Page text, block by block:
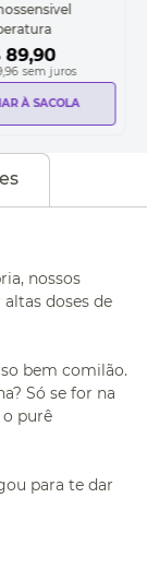
89,90
sem juros
À SACOLA
nossos
doses de
bem comilão.
Só se for na
o purê
para te dar